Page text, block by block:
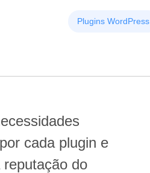
Plugins WordPress
cada plugin e
do